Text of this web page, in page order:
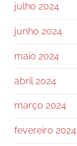
julho 2024
junho 2024
maio 2024
abril 2024
março 2024
fevereiro 2024